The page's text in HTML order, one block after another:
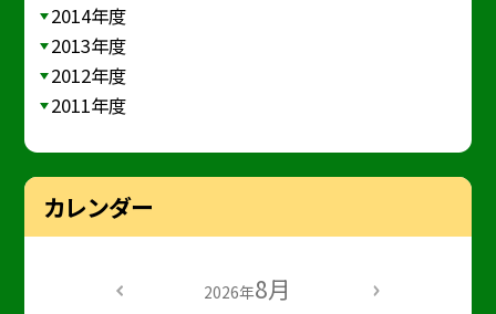
2014年度
2013年度
2012年度
2011年度
カレンダー
2026年8月